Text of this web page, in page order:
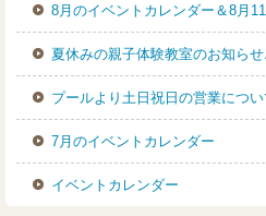
8月のイベントカレンダー＆8月
夏休みの親子体験教室のお知らせ
プールより土日祝日の営業につい
7月のイベントカレンダー
イベントカレンダー